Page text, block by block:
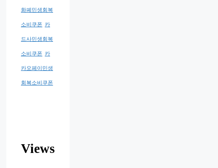
화폐민생회복
소비쿠폰 카
드사민생회복
소비쿠폰 카
카오페이민생
회복소비쿠폰
Views